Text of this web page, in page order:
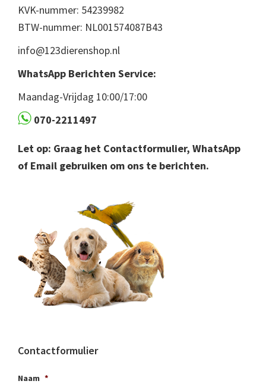
KVK-nummer: 54239982
BTW-nummer: NL001574087B43
info@123dierenshop.nl
WhatsApp Berichten Service:
Maandag-Vrijdag 10:00/17:00
070-2211497
Let op: Graag het Contactformulier, WhatsApp
of Email gebruiken om ons te berichten.
Contactformulier
Naam *